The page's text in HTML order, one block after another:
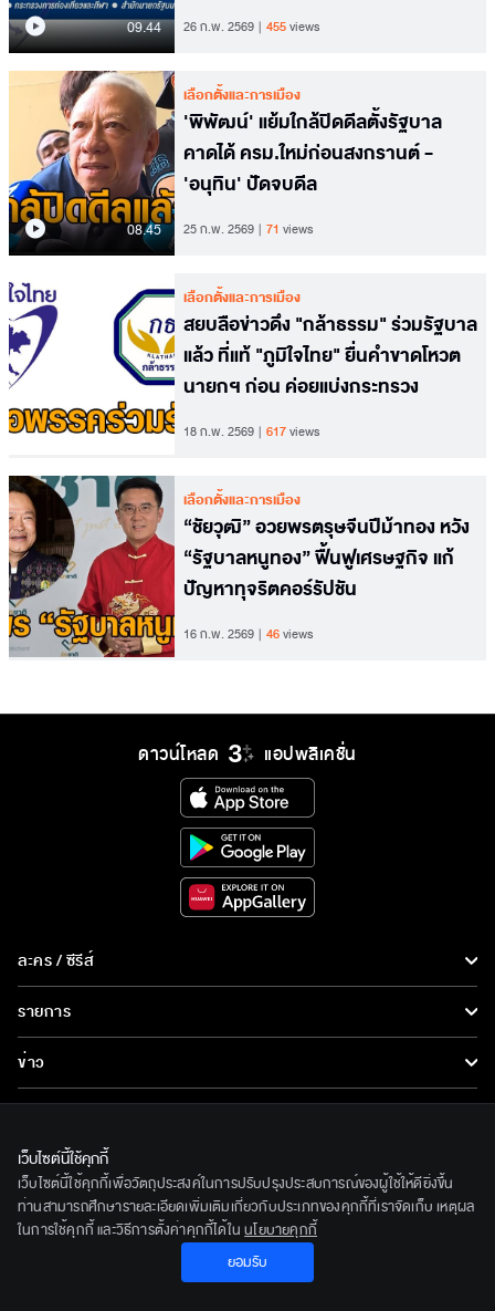
09.44 26 ก.พ. 2569 455views
08.45
เลือกตั้งและการเมือง
'พิพัฒน์' แย้มใกล้ปิดดีลตั้งรัฐบาล
คาดได้ ครม.ใหม่ก่อนสงกรานต์ -
'อนุทิน' ปัดจบดีล
25 ก.พ. 2569 71 views
เลือกตั้งและการเมือง
สยบลือข่าวดึง "กล้าธรรม" ร่วมรัฐบาล
แล้ว ที่แท้ "ภูมิใจไทย" ยื่นคำขาดโหวต
นายกฯ ก่อน ค่อยแบ่งกระทรวง
18 ก.พ. 2569 617views
เลือกตั้งและการเมือง
“ชัยวุฒิ” อวยพรตรุษจีนปีม้าทอง หวัง
“รัฐบาลหนูทอง” ฟื้นฟูเศรษฐกิจ แก้
ปัญหาทุจริตคอร์รัปชัน
16 ก.พ. 2569 46views
ดาวน์โหลด แอปพลิเคชั่น
ละคร / ซีรีส์
ซีรีส์นานาชาติ
การ์ตูน & เกม
รายการ
ข่าว
ข่าวประชาสัมพันธ์
ทีวีออนไลน์
เกี่ยวกับเรา
BEC World
รู้จักเรา
ติดตามเราได้ที่
© 2020 Bangkok Entertainment Co.,Ltd. All Rights Reserved.
เว็บไซต์นี้ใช้คุกกี้
เว็บไซต์นี้ใช้คุกกี้เพื่อวัตถุประสงค์ในการปรับปรุงประสบการณ์ของผู้ใช้ให้ดียิ่งขึ้น
ท่านสามารถศึกษารายละเอียดเพิ่มเติมเกี่ยวกับประเภทของคุกกี้ที่เราจัดเก็บ เหตุผล
ในการใช้คุกกี้ และวิธีการตั้งค่าคุกกี้ได้ใน นโยบายคุกกี้
ยอมรับ